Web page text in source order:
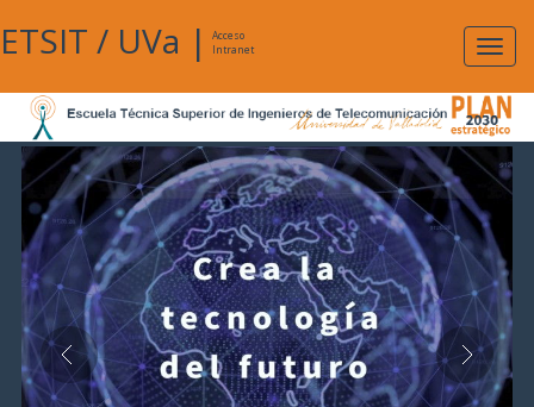
ETSIT / UVa |
Acceso
Intranet